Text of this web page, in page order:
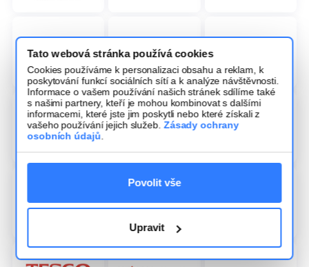
Tato webová stránka používá cookies
Cookies používáme k personalizaci obsahu a reklam, k
poskytování funkcí sociálních sítí a k analýze návštěvnosti.
Informace o vašem používání našich stránek sdílíme také
s našimi partnery, kteří je mohou kombinovat s dalšími
informacemi, které jste jim poskytli nebo které získali z
vašeho používání jejich služeb.Zásady ochrany
osobních údajů
Povolit vše
Upravit